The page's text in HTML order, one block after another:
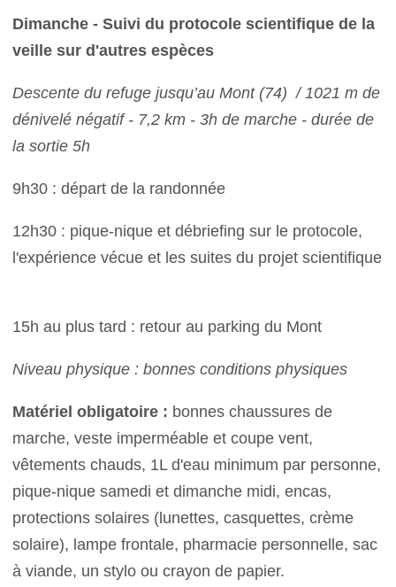
Dimanche - Suivi du protocole scientifique de la
veille sur d'autres espèces
Descente du refuge jusqu’au Mont (74) / 1021 m de
dénivelé négatif - 7,2 km - 3h de marche - durée de
la sortie 5h
9h30 : départ de la randonnée
12h30 : pique-nique et débriefing sur le protocole,
l'expérience vécue et les suites du projet scientifique
15h au plus tard : retour au parking du Mont
Niveau physique : bonnes conditions physiques
Matériel obligatoire : bonnes chaussures de
marche, veste imperméable et coupe vent,
vêtements chauds, 1L d'eau minimum par personne,
pique-nique samedi et dimanche midi, encas,
protections solaires (lunettes, casquettes, crème
solaire), lampe frontale, pharmacie personnelle, sac
à viande, un stylo ou crayon de papier.